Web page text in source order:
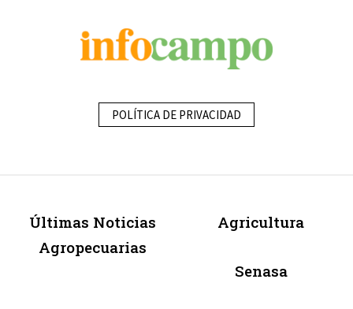
POLÍTICA DE PRIVACIDAD
Últimas Noticias
Agropecuarias
Agricultura
Senasa